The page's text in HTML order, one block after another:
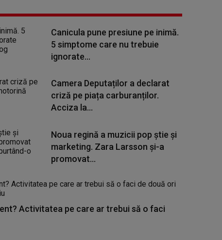
Canicula pune presiune pe inimă.
5 simptome care nu trebuie
ignorate...
Camera Deputaților a declarat
criză pe piața carburanților.
Acciza la...
Noua regină a muzicii pop știe și
marketing. Zara Larsson și-a
promovat...
Activitatea pe care ar trebui să o faci